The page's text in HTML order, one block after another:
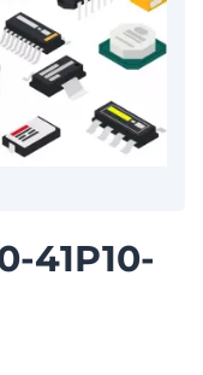
41P10-